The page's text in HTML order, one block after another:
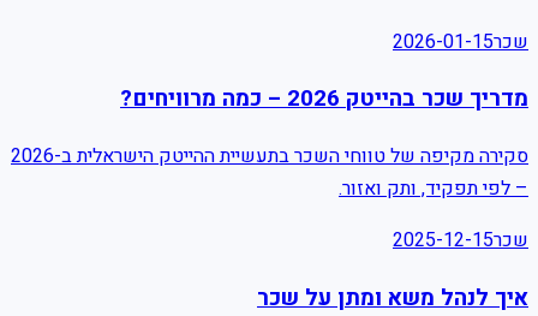
שכר2026-01-15
מדריך שכר בהייטק 2026 – כמה מרוויחים?
סקירה מקיפה של טווחי השכר בתעשיית ההייטק הישראלית ב-2026
– לפי תפקיד, ותק ואזור.
שכר2025-12-15
איך לנהל משא ומתן על שכר